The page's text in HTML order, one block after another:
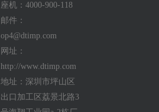
座机：4000-900-118
邮件：
op4@dtimp.com
网址：
http://www.dtimp.com
地址：深圳市坪山区
出口加工区荔景北路3